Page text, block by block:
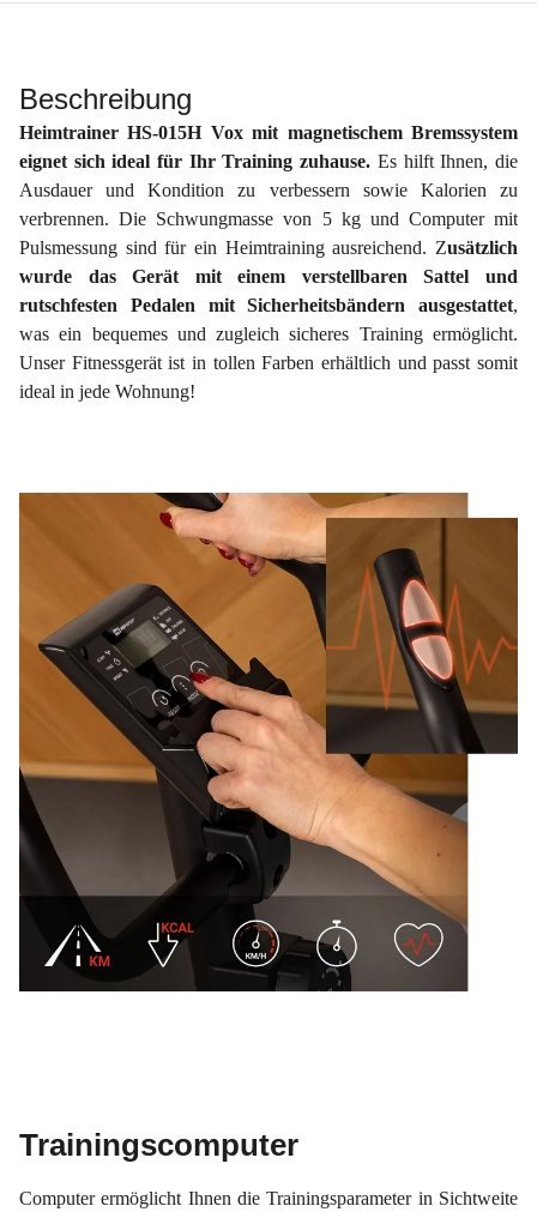
Beschreibung
Heimtrainer HS-015H Vox mit magnetischem Bremssystem
eignet sich ideal für Ihr Training zuhause. Es hilft Ihnen, die
Ausdauer und Kondition zu verbessern sowie Kalorien zu
verbrennen. Die Schwungmasse von 5 kg und Computer mit
Pulsmessung sind für ein Heimtraining ausreichend. Zusätzlich
wurde das Gerät mit einem verstellbaren Sattel und
rutschfesten Pedalen mit Sicherheitsbändern ausgestattet,
was ein bequemes und zugleich sicheres Training ermöglicht.
Unser Fitnessgerät ist in tollen Farben erhältlich und passt somit
ideal in jede Wohnung!
Trainingscomputer
Computer ermöglicht Ihnen die Trainingsparameter in Sichtweite